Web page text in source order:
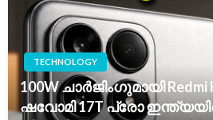
TECHNOLOGY
100W ചാർജിംഗുമായി Redmi
ഷവോമി 17T പ്രോ